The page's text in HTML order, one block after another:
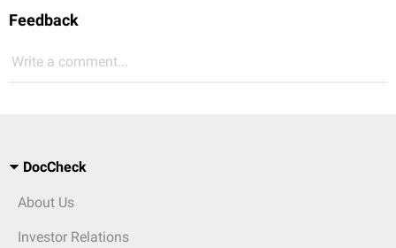
Feedback
Write a comment...
DocCheck
About Us
Investor Relations